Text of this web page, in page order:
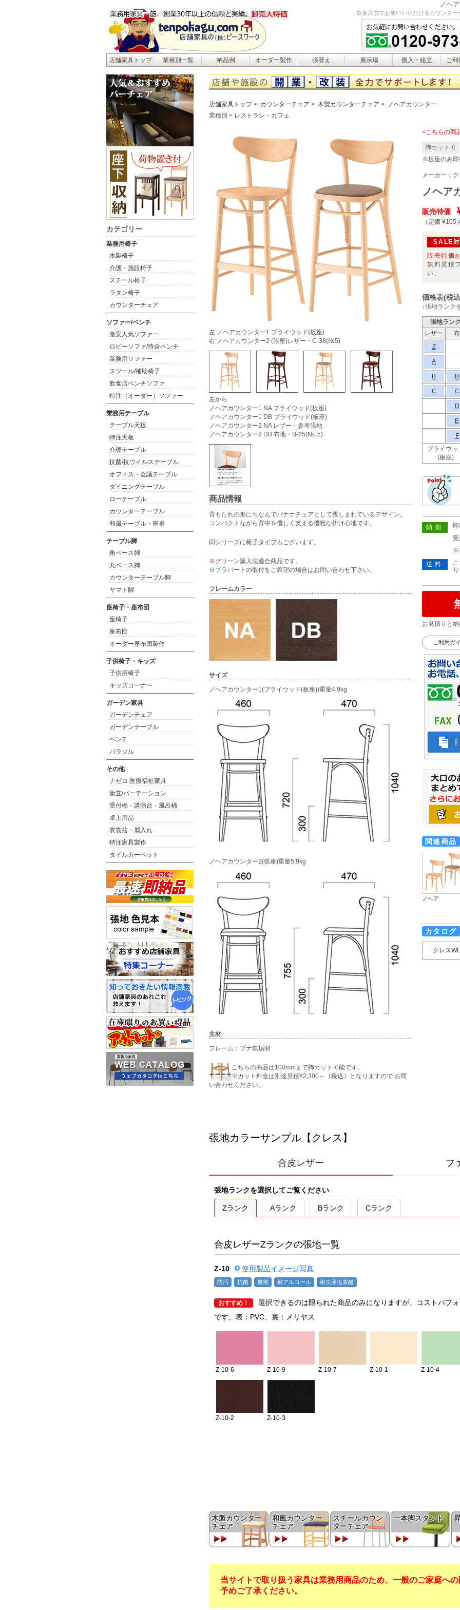
ノヘ
飲食店舗でお使いいただけるカウンタ
店舗家具トップ 業種別一覧 納品例 オーダー製作 張替え 展示場 搬入・組立 ご利
店舗家具トップ カウンターチェア 木製カウンターチェア
ノヘアカウンター
業種別
レストラン・カフェ
左:ノヘアカウンター1 プライウッド(板座)
右:ノヘアカウンター2 (張座)レザー・C-38(№5)
左から
ノヘアカウンター1 NA プライウッド(板座)
ノヘアカウンター1 DB プライウッド(板座)
ノヘアカウンター2 NA レザー・参考張地
ノヘアカウンター2 DB 布地・B-25(No.5)
商品情報
背もたれの形にちなんでバナナチェアとして親しまれているデザイン。
コンパクトながら背中を優しく支える優雅な掛け心地です。
同シリーズに椅子タイプもございます。
※グリーン購入法適合商品です。
※プラパートの取付をご希望の場合はお問い合わせ下さい。
フレームカラー
サイズ
ノヘアカウンター1(プライウッド(板座))重量4.9kg
ノヘアカウンター2(張座)重量5.9kg
主材
フレーム：ブナ無垢材
こちらの商品は100mmまで脚カット可能です。
※カット料金は別途見積¥2,300～（税込）となりますので お問
い合わせください。
<こちらの商
脚カット可
※板座のみ即
メーカー：
ノヘア
販売特価
（定価
SALE
販売特価
無料見積
い。
価格表(税
↓張地ランク
張地ランク
レザー
布
Z
A
B B
C C
D
E
F
プライウッ
(板座)
納期
※
送料
お見積りと
ご利用ガ
関連商品
ノヘア
カタログ
クレス
木製カウンター
チェア
和風カウンター
チェア
スチールカウン
ターチェア
一本脚スタンド
当サイトで取り扱う家具は業務用商品のため、一般のご家庭へ
予めご了承ください。
カテゴリー
業務用椅子
木製椅子
介護・施設椅子
スチール椅子
ラタン椅子
カウンターチェア
ソファー/ベンチ
激安人気ソファー
ロビーソファ/待合ベンチ
業務用ソファー
スツール/補助椅子
飲食店ベンチソファ
特注（オーダー）ソファー
業務用テーブル
テーブル天板
特注天板
介護テーブル
抗菌/抗ウイルステーブル
オフィス・会議テーブル
ダイニングテーブル
ローテーブル
カウンターテーブル
和風テーブル・座卓
テーブル脚
角ベース脚
丸ベース脚
カウンターテーブル脚
ヤマト脚
座椅子・座布団
座椅子
座布団
オーダー座布団製作
子供椅子・キッズ
子供用椅子
キッズコーナー
ガーデン家具
ガーデンチェア
ガーデンテーブル
ベンチ
パラソル
その他
ナゼロ 医療福祉家具
衝立/パーテーション
受付棚・講演台・風呂桶
卓上用品
衣裳盆・屑入れ
特注家具製作
タイルカーペット